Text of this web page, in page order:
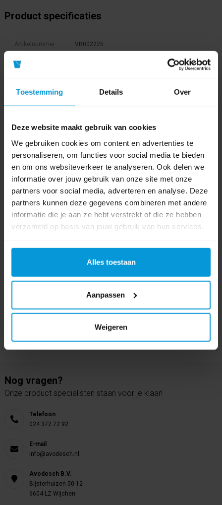
Toestemming Details Over
Deze website maakt gebruik van cookies
We gebruiken cookies om content en advertenties te
personaliseren, om functies voor social media te bieden
en om ons websiteverkeer te analyseren. Ook delen we
informatie over jouw gebruik van onze site met onze
partners voor social media, adverteren en analyse. Deze
partners kunnen deze gegevens combineren met andere
informatie die je aan ze hebt verstrekt of die ze hebben
verzameld op basis van jouw gebruik van hun services.
Alles toestaan
Aanpassen
Weigeren
Product specificaties
Artikelnummer VB002225
GTIN barcode
Inhoud
afvalbak
Kleur
Product labels
0 beoordeling(en)
Nog vragen?
Onze product specialisten staan voor je klaar!
Telefoon
024 372 72 92
E-mail
info@avodesch.nl
Avodesch B.V.
Bijsterhuizen 50-12
6604 LZ Wijchen